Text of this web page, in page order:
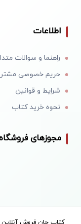
اطلاعات
راهنما و سوالات
حریم خصوصی
شرایط و قوانین
نحوه خرید کتاب
مجوزهای